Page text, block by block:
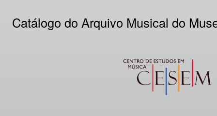
Catálogo do Arquivo Musical do
CESEM